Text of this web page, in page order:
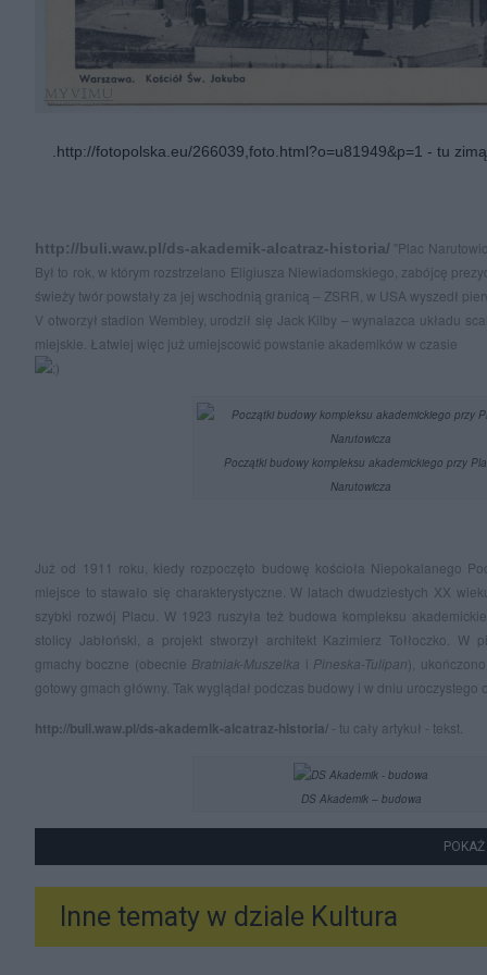
http://fotopolska.eu/266039,foto.html?o=u81949&p=1 - tu
http://buli.waw.pl/ds-akademik-alcatraz-historia/ "Plac
Był to rok, w którym rozstrzelano Eligiusza Niewiadomskiego, zabójcę
świeży twór powstały za jej wschodnią granicą – ZSRR, w USA wyszedł
V otworzył stadion Wembley, urodził się Jack Kilby – wynalazca układu
miejskie. Łatwiej więc już umiejscowić powstanie akademików w czasie
Początki budowy kompleksu akademickiego przy
Narutowicza
Już od 1911 roku, kiedy rozpoczęto budowę kościoła Niepokalanego
miejsce to stawało się charakterystyczne. W latach dwudziestych XX
szybki rozwój Placu. W 1923 ruszyła też budowa kompleksu
stolicy Jabłoński, a projekt stworzył architekt Kazimierz Tołłoczko. W
gmachy boczne (obecnie Bratniak-Muszelka i Pineska-Tulipan),
gotowy gmach główny. Tak wyglądał podczas budowy i w dniu uroczystego
http://buli.waw.pl/ds-akademik-alcatraz-historia/ - tu cały artykuł - tekst.
DS Akademik – budowa
Inne tematy w dziale Kultura